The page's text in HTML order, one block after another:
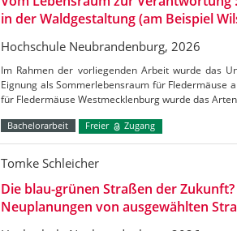
in der Waldgestaltung (am Beispiel
Hochschule Neubrandenburg, 2026
Im Rahmen der vorliegenden Arbeit wurde das
Eignung als Sommerlebensraum für Fledermäuse
für Fledermäuse Westmecklenburg wurde das
Bachelorarbeit Freier Zugang
Tomke Schleicher
Die blau-grünen Straßen der
Neuplanungen von ausgewählten